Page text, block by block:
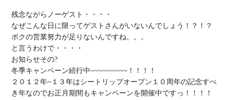
残念ながらノーゲスト・・・・
なぜこんな日に限ってゲストさんがいないんでしょう！？！？
ボクの営業努力が足りないんですね。。。
と言うわけで・・・・
お知らせその?
冬季キャンペーン続行中~~~~~~~~~！！！！
２０１２年~１３年はシートリップオープン１０周年の記念すべ
き年なのでお正月期間もキャンペーンを開催中ですっ！！！！